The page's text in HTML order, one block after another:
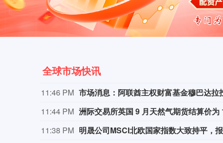
全球市场快讯
11:46 PM 市场消息：阿联酋主权财富基金穆巴达拉
11:44 PM 洲际交易所英国 9 月天然气期货结算价为
11:38 PM